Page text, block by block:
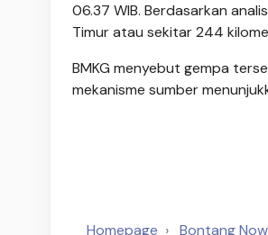
06.37 WIB. Berdasarkan
Timur atau sekitar 244
BMKG menyebut gempa
mekanisme sumber
Homepage Bontang Now